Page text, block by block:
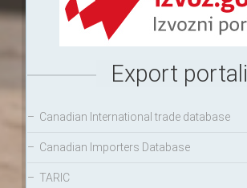
Export portali
– Canadian International trade database
– Canadian Importers Database
– TARIC